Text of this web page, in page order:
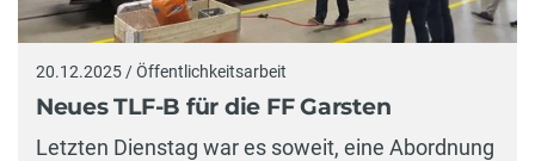
20.12.2025 / Öffentlichkeitsarbeit
Neues TLF-B für die FF Garsten
Letzten Dienstag war es soweit, eine Abordnung